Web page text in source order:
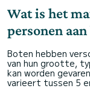
Wat is het
personen aan
Boten hebben
van hun grootte,
kan worden
varieert tussen 5